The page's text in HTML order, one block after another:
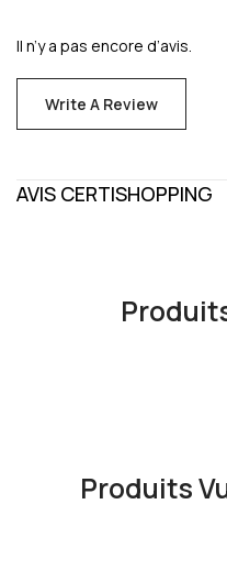
Il n’y a pas encore d’avis.
Write A Review
AVIS CERTISHOPPING
Produits